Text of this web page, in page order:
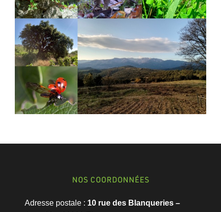
NOS COORDONNÉES
Adresse postale : 10 rue des Blanqueries –